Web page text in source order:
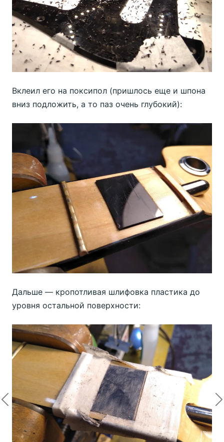
Вклеил его на поксипол (пришлось еще и шпона
вниз подложить, а то паз очень глубокий):
Дальше — кропотливая шлифовка пластика до
уровня остальной поверхности:
Previous